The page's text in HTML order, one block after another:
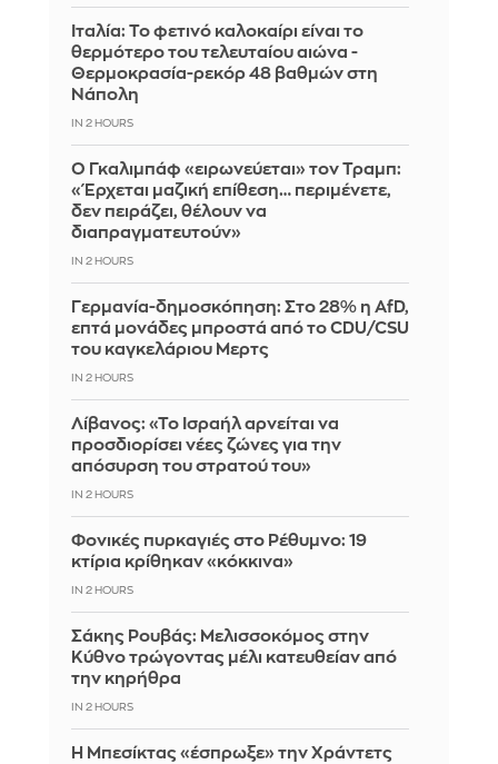
Ιταλία: To φετινό καλοκαίρι είναι το
θερμότερο του τελευταίου αιώνα -
Θερμοκρασία-ρεκόρ 48 βαθμών στη
Νάπολη
IN 2 HOURS
Ο Γκαλιμπάφ «ειρωνεύεται» τον Τραμπ:
«Έρχεται μαζική επίθεση… περιμένετε,
δεν πειράζει, θέλουν να
διαπραγματευτούν»
IN 2 HOURS
Γερμανία-δημοσκόπηση: Στο 28% η AfD,
επτά μονάδες μπροστά από το CDU/CSU
του καγκελάριου Μερτς
IN 2 HOURS
Λίβανος: «Το Ισραήλ αρνείται να
προσδιορίσει νέες ζώνες για την
απόσυρση του στρατού του»
IN 2 HOURS
Φονικές πυρκαγιές στο Ρέθυμνο: 19
κτίρια κρίθηκαν «κόκκινα»
IN 2 HOURS
Σάκης Ρουβάς: Μελισσοκόμος στην
Κύθνο τρώγοντας μέλι κατευθείαν από
την κηρήθρα
IN 2 HOURS
Η Μπεσίκτας «έσπρωξε» την Χράντετς